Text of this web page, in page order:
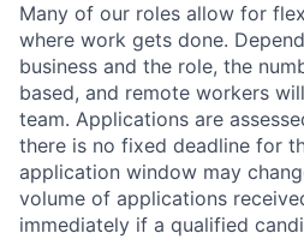
Many of our roles allow for
where work gets done.
business and the role, the
based, and remote workers
team. Applications are
there is no fixed deadline for
application window may
volume of applications
immediately if a qualified